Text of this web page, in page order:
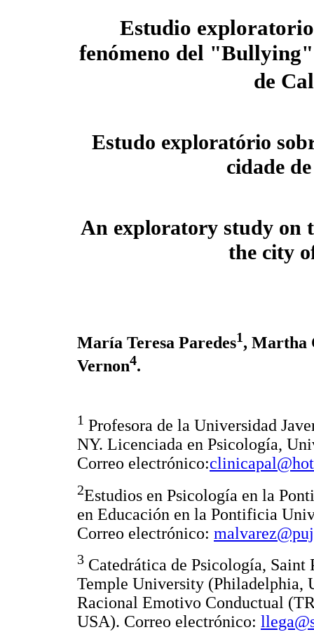
Estudio
fenómeno del
de
Estudo exploratório
cidade
An exploratory study on
the city
María Teresa Paredes1, Martha
Vernon4.
1 Profesora de la Universidad
NY. Licenciada en Psicología,
Correo electrónico:
2Estudios en Psicología en la
en Educación en la Pontificia
Correo electrónico:
3 Catedrática de Psicología, Saint
Temple University (Philadelphia,
Racional Emotivo Conductual
USA). Correo electrónico: